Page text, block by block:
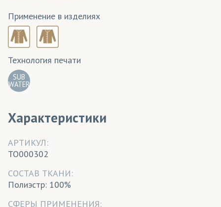
Применение в изделиях
Технология печати
SUB
WATER
Характеристики
АРТИКУЛ:
TO000302
CОСТАВ ТКАНИ:
Полиэстр: 100%
СФЕРЫ ПРИМЕНЕНИЯ: